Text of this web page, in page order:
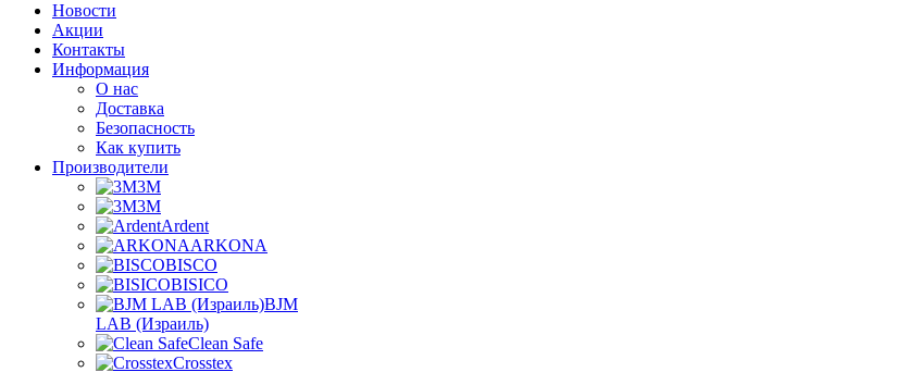
Новости
Акции
Контакты
Информация
О нас
Доставка
Безопасность
Как купить
Производители
3M
3М
Ardent
ARKONA
BISCO
BISICO
BJM
LAB (Израиль)
Clean Safe
Crosstex